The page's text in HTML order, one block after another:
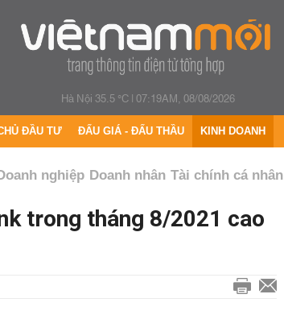
Hà Nội 35.5 °C|07:19AM, 08/08/2026
ĐẦU TƯ ĐẤU GIÁ - ĐẤU THẦU KINH DOANH
nghiệp Doanh nhân Tài chính cá nhân
trong tháng 8/2021 cao